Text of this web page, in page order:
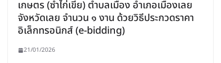
เกษตร (ซำไก่เขี่ย) ตำบลเมือง อำเภอเมืองเลย
จังหวัดเลย จำนวน ๑ งาน ด้วยวิธีประกวดราคา
อิเล็กทรอนิกส์ (e-bidding)
21/01/2026